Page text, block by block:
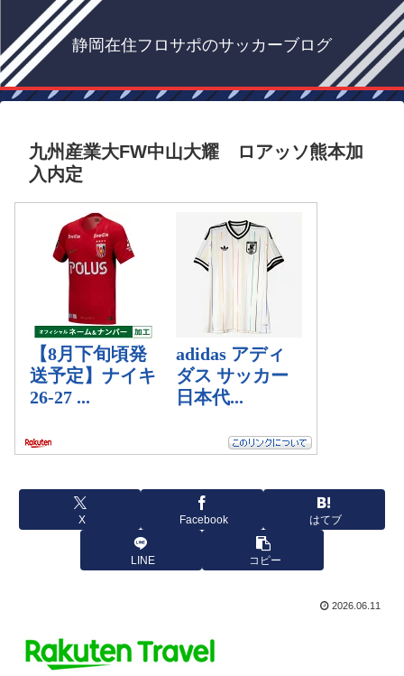
静岡在住フロサポのサッカーブログ
九州産業大FW中山大耀 ロアッソ熊本加
入内定
X Facebook はてブ
LINE コピー
2026.06.11